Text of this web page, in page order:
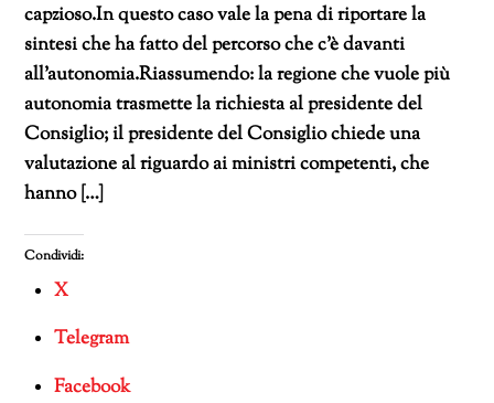
capzioso.In questo caso vale la pena di riportare la
sintesi che ha fatto del percorso che c’è davanti
all’autonomia.Riassumendo: la regione che vuole più
autonomia trasmette la richiesta al presidente del
Consiglio; il presidente del Consiglio chiede una
valutazione al riguardo ai ministri competenti, che
hanno […]
Condividi:
X
Telegram
Facebook